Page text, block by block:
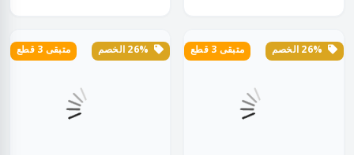
متبقى 3 قطع متبقى 3 قطع